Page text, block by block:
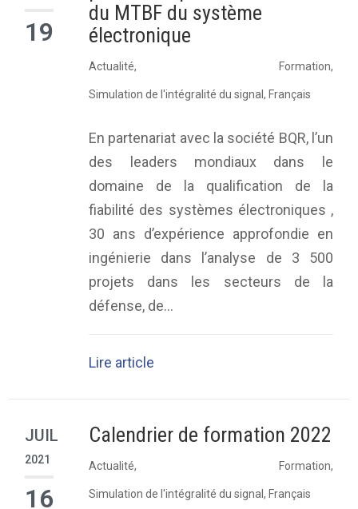
19
du MTBF du système
électronique
Actualité, Formation,
Simulation de l'intégralité du signal, Français
En partenariat avec la société BQR, l’un
des leaders mondiaux dans le
domaine de la qualification de la
fiabilité des systèmes électroniques ,
30 ans d’expérience approfondie en
ingénierie dans l’analyse de 3 500
projets dans les secteurs de la
défense, de...
Lire article
JUIL
2021
16
Calendrier de formation 2022
Actualité, Formation,
Simulation de l'intégralité du signal, Français